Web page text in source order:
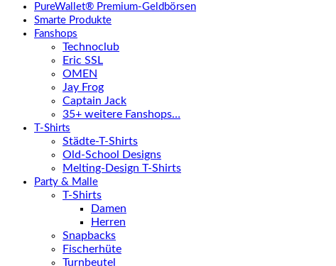
PureWallet® Premium-Geldbörsen
Smarte Produkte
Fanshops
Technoclub
Eric SSL
OMEN
Jay Frog
Captain Jack
35+ weitere Fanshops…
T-Shirts
Städte-T-Shirts
Old-School Designs
Melting-Design T-Shirts
Party & Malle
T-Shirts
Damen
Herren
Snapbacks
Fischerhüte
Turnbeutel